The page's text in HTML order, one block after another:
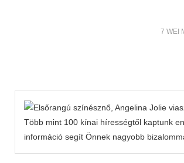
7 WEI
Több mint 100 kínai hírességtől kaptunk
információ segít Önnek nagyobb